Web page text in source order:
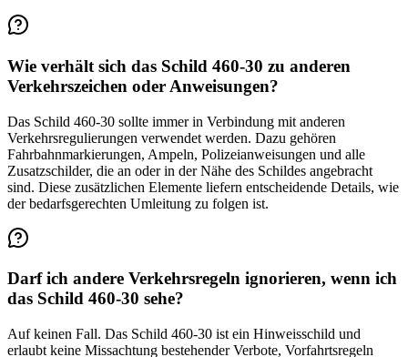
Wie verhält sich das Schild 460-30 zu anderen
Verkehrszeichen oder Anweisungen?
Das Schild 460-30 sollte immer in Verbindung mit anderen
Verkehrsregulierungen verwendet werden. Dazu gehören
Fahrbahnmarkierungen, Ampeln, Polizeianweisungen und alle
Zusatzschilder, die an oder in der Nähe des Schildes angebracht
sind. Diese zusätzlichen Elemente liefern entscheidende Details, wie
der bedarfsgerechten Umleitung zu folgen ist.
Darf ich andere Verkehrsregeln ignorieren, wenn ich
das Schild 460-30 sehe?
Auf keinen Fall. Das Schild 460-30 ist ein Hinweisschild und
erlaubt keine Missachtung bestehender Verbote, Vorfahrtsregeln